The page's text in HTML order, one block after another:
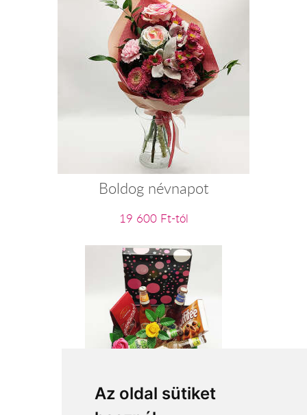
Az oldal sütiket
Boldog névnapot
19 600 Ft-tól
Női szakasz